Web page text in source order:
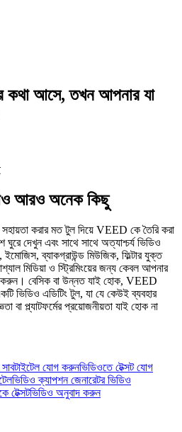
কথা আসে, তখন আপনার যা
আরও অনেক কিছু
করার মত টুল দিয়ে VEED কে তৈরি করা
দেখুন এবং সাথে সাথে অত্যাশ্চর্য ভিডিও
ইমোজিস, ব্যাকগ্রাউন্ড মিউজিক, ফিল্টার যুক্ত
মিডিয়া ও স্ট্রিমিংয়ের জন্য কেবল আপনার
করুন। বেসিক বা উন্নত যাই হোক, VEED
ভিডিও এডিটিং টুল, যা যে কেউই ব্যবহার
বা প্ল্যাটফর্মের প্রয়োজনীয়তা যাই হোক না
যোগ করুনভিডিওতে টেক্সট যোগ
ভিডিও ক্যাপশন জেনারেটরভিডিও
টেক্সটভিডিও অনুবাদ করুন